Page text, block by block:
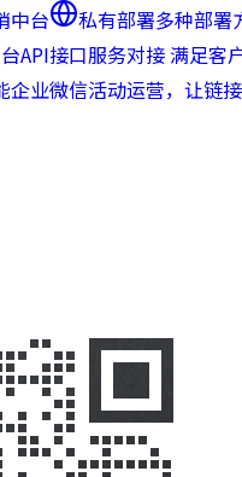
中台 私有部署多种部署
API接口服务对接 满足客
企业微信活动运营，让链接